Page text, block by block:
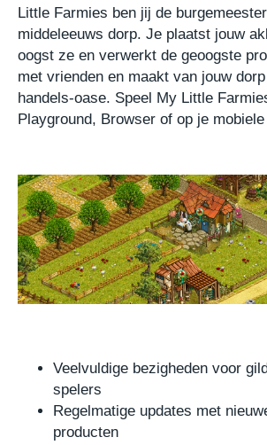
Little Farmies ben jij de
middeleeuws dorp. Je plaatst jouw
oogst ze en verwerkt de geoogste
met vrienden en maakt van jouw
handels-oase. Speel My Little
Playground, Browser of op je
Veelvuldige bezigheden voor
spelers
Regelmatige updates met
producten